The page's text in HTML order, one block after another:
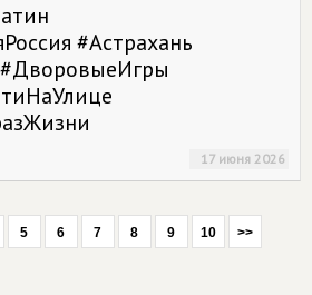
#Астрахань
17 июня 2026
5 6 7 8 9 10 >>